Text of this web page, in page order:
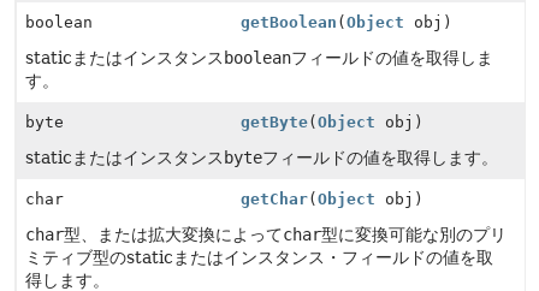
boolean getBoolean (Object obj)
staticまたはインスタンス booleanフィールドの値を取得しま
す。
byte getByte(Object obj)
staticまたはインスタンス byteフィールドの値を取得します。
char getChar(Object obj)
char型、または拡大変換によってchar型に変換可能な別のプリ
ミティブ型のstaticまたはインスタンス・フィールドの値を取
得します。